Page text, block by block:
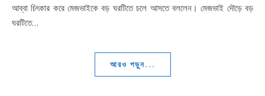
আব্বা চিৎকার করে মেজভাইকে বড় ঘরটিতে চলে আসতে বললেন। মেজভাই দৌড়ে বড়
ঘরটিতে…
আরও পড়ুন...